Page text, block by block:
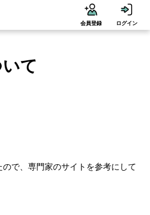
会員登録 ログイン
て
で、専門家のサイトを参考にして